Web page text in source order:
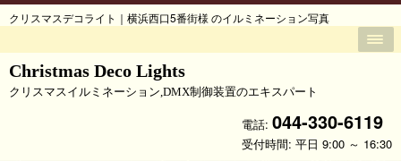
クリスマスデコライト｜横浜西口5番街様 のイルミネーション写真
Christmas Deco Lights
クリスマスイルミネーション,DMX制御装置のエキスパート
電話: 044-330-6119
受付時間: 平日 9:00 ～ 16:30